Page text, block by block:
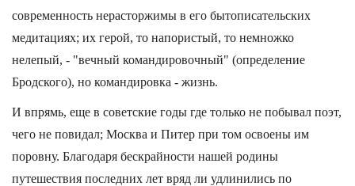
современность нерасторжимы в его бытописательских
медитациях; их герой, то напористый, то немножко
нелепый, - "вечный командировочный" (определение
Бродского), но командировка - жизнь.
И впрямь, еще в советские годы где только не побывал поэт,
чего не повидал; Москва и Питер при том освоены им
поровну. Благодаря бескрайности нашей родины
путешествия последних лет вряд ли удлинились по